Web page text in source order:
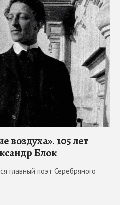
воздуха». 105 лет
Блок
главный поэт Серебряного